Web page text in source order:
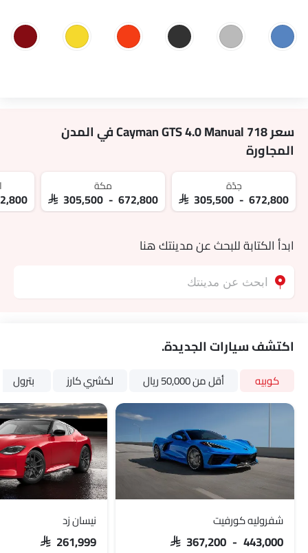
سعر 718 Cayman GTS 4.0 Manual في المدن
المجاورة
جدّة
SAR 305,500 - 672,800
مكة
SAR 305,500 - 672,800
ابدأ الكتابة للبحث عن مدينتك هنا
اكتشف سيارات الجديدة.
كوبيه أقل من 50,000 ريال لكشري كارز بترول
شفروليه كورفيت
SAR 367,200 - 443,000
نيسان زد
SAR 261,999